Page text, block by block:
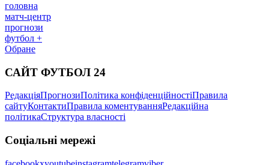
головна
матч-центр
прогнози
футбол +
Обране
САЙТ ФУТБОЛ 24
РедакціяПрогнозиПолітика конфіденційностіПравила
сайтуКонтактиПравила коментуванняРедакційна
політикаСтруктура власності
Соціальні мережі